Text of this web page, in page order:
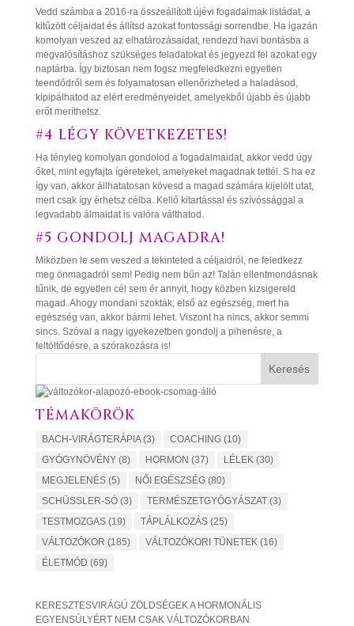
Vedd számba a 2016-ra összeállított újévi fogadalmak listádat, a
kitűzött céljaidat és állítsd azokat fontossági sorrendbe. Ha igazán
komolyan veszed az elhatározásaidat, rendezd havi bontásba a
megvalósításhoz szükséges feladatokat és jegyezd fel azokat egy
naptárba. Így biztosan nem fogsz megfeledkezni egyetlen
teendődről sem és folyamatosan ellenőrizheted a haladásod,
kipipálhatod az elért eredményeidet, amelyekből újabb és újabb
erőt meríthetsz.
#4 LÉGY KÖVETKEZETES!
Ha tényleg komolyan gondolod a fogadalmaidat, akkor vedd úgy
őket, mint egyfajta ígéreteket, amelyeket magadnak tettél. S ha ez
így van, akkor állhatatosan kövesd a magad számára kijelölt utat,
mert csak így érhetsz célba. Kellő kitartással és szívóssággal a
legvadabb álmaidat is valóra válthatod.
#5 GONDOLJ MAGADRA!
Miközben le sem veszed a tekinteted a céljaidról, ne feledkezz
meg önmagadról sem! Pedig nem bűn az! Talán ellentmondásnak
tűnik, de egyetlen cél sem ér annyit, hogy közben kizsigereld
magad. Ahogy mondani szokták; első az egészség, mert ha
egészség van, akkor bármi lehet. Viszont ha nincs, akkor semmi
sincs. Szóval a nagy igyekezetben gondolj a pihenésre, a
feltöltődésre, a szórakozásra is!
Keresés
TÉMAKÖRÖK
BACH-VIRÁGTERÁPIA(3) COACHING(10)
GYÓGYNÖVÉNY(8) HORMON (37) LÉLEK(30)
MEGJELENÉS(5) NŐI EGÉSZSÉG(80)
SCHÜSSLER-SÓ(3) TERMÉSZETGYÓGYÁSZAT(3)
TESTMOZGAS(19) TÁPLÁLKOZÁS(25)
VÁLTOZÓKOR (185) VÁLTOZÓKORI TÜNETEK(16)
ÉLETMÓD (69)
KERESZTESVIRÁGÚ ZÖLDSÉGEK A HORMONÁLIS
EGYENSÚLYÉRT NEM CSAK VÁLTOZÓKORBAN